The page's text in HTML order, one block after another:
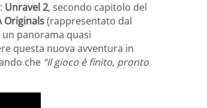
Unravel 2, secondo capitolo del
Originals(rappresentato dal
panorama quasi
questa nuova avventura in
che “Il gioco è finito, pronto